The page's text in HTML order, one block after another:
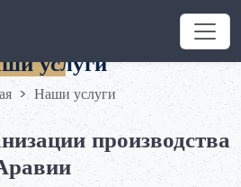
услуги
Наши услуги
производства